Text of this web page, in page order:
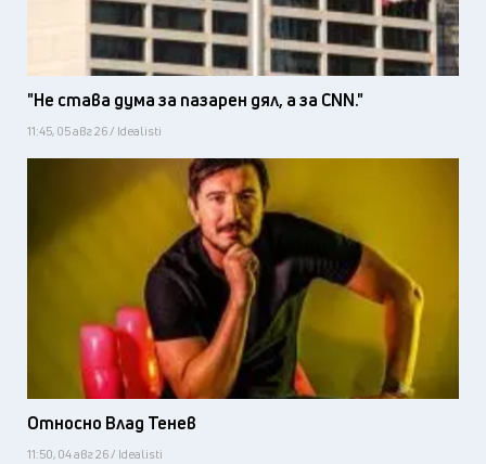
"Не става дума за пазарен дял, а за CNN."
11:45, 05 авг 26 / Idealisti
Относно Влад Тенев
11:50, 04 авг 26 / Idealisti